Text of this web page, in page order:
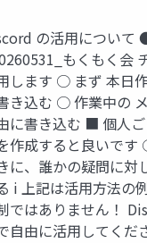
の活用について
もくもく会
します ○ まず 本日
き込む ○ 作業中の
に書き込む ■ 個人
作成すると良いで
に、誰かの疑問に対
i 上記は活用方法の
ではありません！
自由に活用してくだ